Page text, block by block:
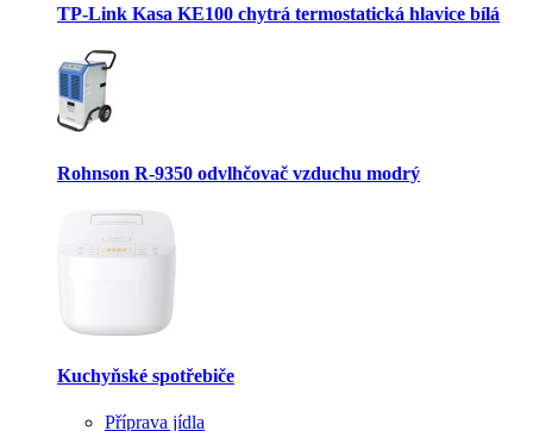
TP-Link Kasa KE100 chytrá termostatická hlavice bílá
Rohnson R-9350 odvlhčovač vzduchu modrý
Kuchyňské spotřebiče
Příprava jídla